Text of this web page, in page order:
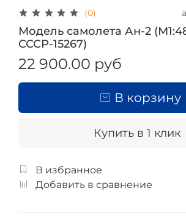
(0)
Модель самолета Ан-2
СССР-15267)
22 900.00 руб
В корзину
Купить в 1 клик
В избранное
Добавить в сравнение